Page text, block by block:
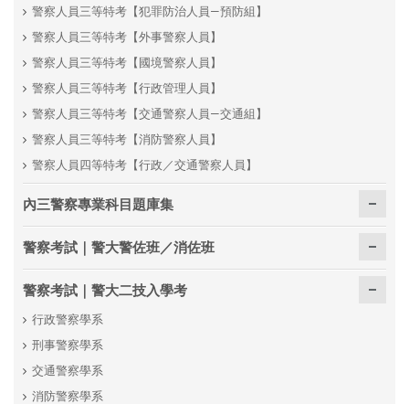
警察人員三等特考【犯罪防治人員—預防組】
警察人員三等特考【外事警察人員】
警察人員三等特考【國境警察人員】
警察人員三等特考【行政管理人員】
警察人員三等特考【交通警察人員—交通組】
警察人員三等特考【消防警察人員】
警察人員四等特考【行政／交通警察人員】
內三警察專業科目題庫集
警察考試｜警大警佐班／消佐班
警察考試｜警大二技入學考
行政警察學系
刑事警察學系
交通警察學系
消防警察學系